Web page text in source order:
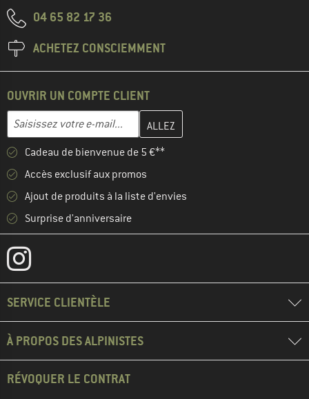
04 65 82 17 36
ACHETEZ CONSCIEMMENT
OUVRIR UN COMPTE CLIENT
Adresse e-mail
Entrez votre adresse e-mail ici et créez votre compte client à la
Cadeau de bienvenue de 5 €**
Accès exclusif aux promos
Ajout de produits à la liste d'envies
Surprise d'anniversaire
SERVICE CLIENTÈLE
À PROPOS DES ALPINISTES
RÉVOQUER LE CONTRAT